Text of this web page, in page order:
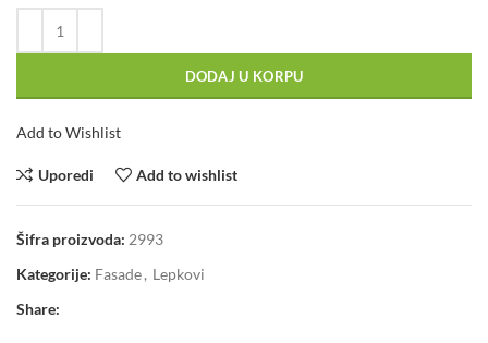
DODAJ U KORPU
Add to Wishlist
Uporedi Add to wishlist
Šifra proizvoda: 2993
Kategorije: Fasade, Lepkovi
Share: